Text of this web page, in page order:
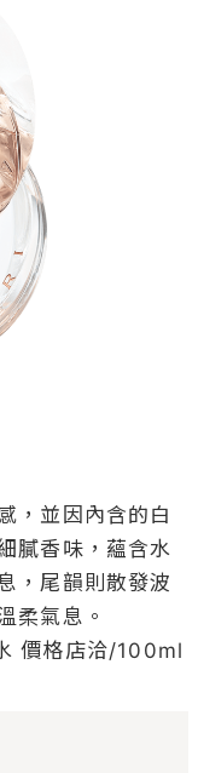
，並因內含的白
膩香味，蘊含水
，尾韻則散發波
柔氣息。
價格店洽/100ml